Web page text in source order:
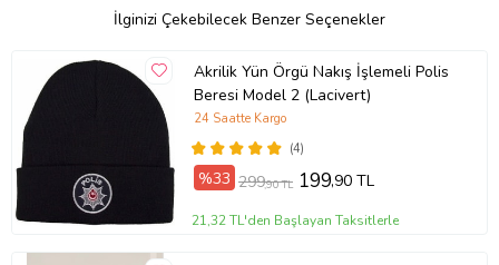
İlginizi Çekebilecek Benzer Seçenekler
Akrilik Yün Örgü Nakış İşlemeli Polis
Beresi Model 2 (Lacivert)
(4)
24 Saatte Kargo
%33 299,90 TL 199,90 TL
21,32 TL'den Başlayan Taksitlerle